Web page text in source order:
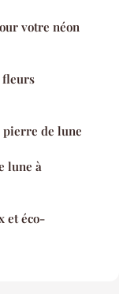
votre néon
fleurs
pierre de lune
lune à
et éco-